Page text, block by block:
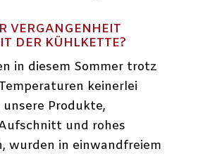
VERGANGENHEIT
DER KÜHLKETTE?
in diesem Sommer trotz
keinerlei
Produkte,
und rohes
wurden in einwandfreiem